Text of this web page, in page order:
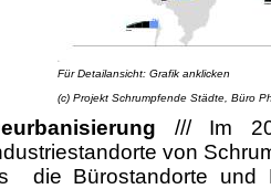
Für Detailansicht: Grafik anklicken
(c) Projekt Schrumpfende Städte, Büro
/// Im
von
die Bürostandorte und